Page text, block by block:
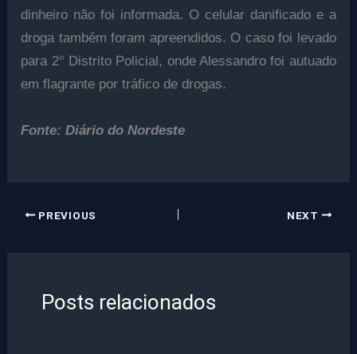
dinheiro não foi informada. O celular danificado e a
droga também foram apreendidos. O caso foi levado
para 2° Distrito Policial, onde Alessandro foi autuado
em flagrante por tráfico de drogas.
Fonte: Diário do Nordeste
PREVIOUS NEXT
Posts relacionados